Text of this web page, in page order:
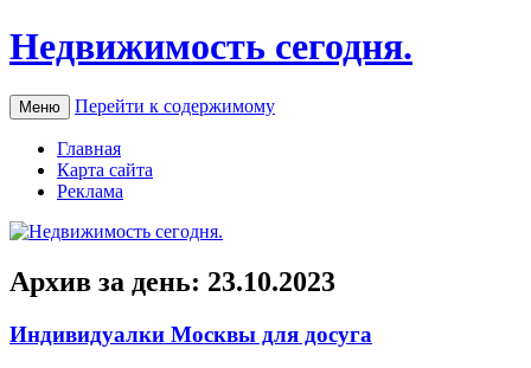
Недвижимость сегодня.
Меню Перейти к содержимому
Главная
Карта сайта
Реклама
Архив за день: 23.10.2023
Индивидуалки Москвы для досуга